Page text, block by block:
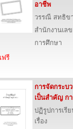
อาชีพ
วรรณี สทธิข
สำนักงานเล
การศึกษา
ฟรี
การจัดกระบ
เป็นสำคัญ ก
ปฏิรูปการเรี
เรื่อง